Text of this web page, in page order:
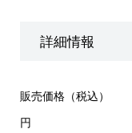
詳細情報
販売価格（税込）
円